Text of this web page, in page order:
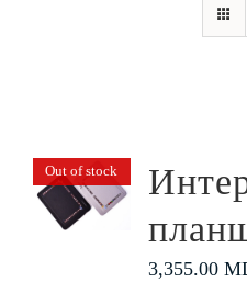
Out of stock
3,355.00